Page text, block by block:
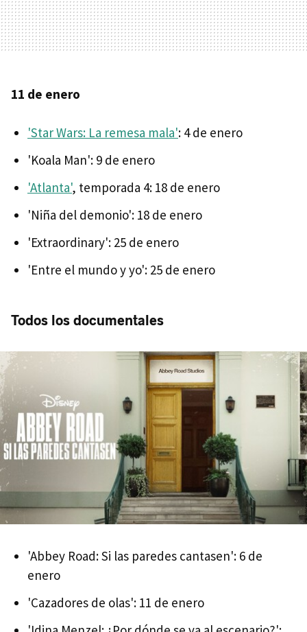
11 de enero
'Star Wars: La remesa mala': 4 de enero
'Koala Man': 9 de enero
'Atlanta', temporada 4: 18 de enero
'Niña del demonio': 18 de enero
'Extraordinary': 25 de enero
'Entre el mundo y yo': 25 de enero
Todos los documentales
'Abbey Road: Si las paredes cantasen': 6 de
enero
'Cazadores de olas': 11 de enero